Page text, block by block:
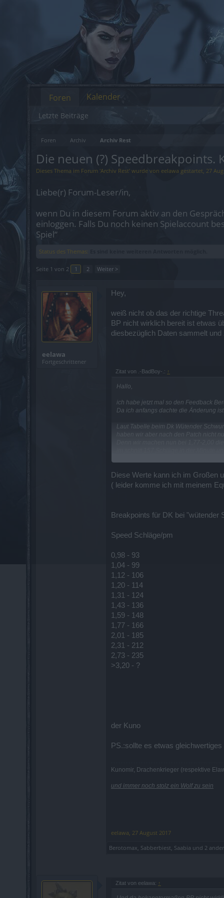
Foren Archiv Archiv Rest
Die neuen (?) Speedbreakpoints.
Dieses Thema im Forum 'Archiv Rest' wurde von eelawa gestartet, 27
Liebe(r) Forum-Leser/in,
wenn Du in diesem Forum aktiv an den
einloggen. Falls Du noch keinen Spielaccount
Spiel“
Status des Themas:
Seite 1 von 2 1 2 Weiter >
eelawa
Fortgeschrittener
Hey,
weiß nicht ob das der richtige
BP nicht wirklich bereit ist etwas
diesbezüglich Daten sammelt
Zitat von .-BadBoy-.: ↑
Hallo,
ich habe jetzt mal so den Feedback
Da ich anfangs dachte die Änderung
Laut Tabelle beim Dk Wütender
haben wir aber nach den Patch nicht
nicht würde mich freuen wenn dies
Und was noch viel viel wichtig wäre
Zb Grüne essis und Stoppuhr, die
Diese Werte kann ich im Großen
( leider komme ich mit meinem
Breakpoints für DK bei "wütender
Speed Schläge/pm
0,98 - 93
1,04 - 99
1,12 - 106
1,20 - 114
1,31 - 124
1,43 - 136
1,59 - 148
1,77 - 166
2,01 - 185
2,31 - 212
2,73 - 235
>3,20 - ?
der Kuno
PS.:sollte es etwas
Kunomir, Drachenkrieger (respektive
und immer noch stolz ein Wolf zu sein
eelawa, 27 August 2017
Berotomax, Sabberbiest, Saabia und 2
Zitat von eelawa: ↑
Foren
Letzte Beiträge
Kalender